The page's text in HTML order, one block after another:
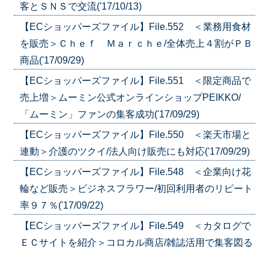
客とＳＮＳで交流('17/10/13)
【ECショッパーズファイル】File.552 ＜業務用食材
を販売＞Ｃｈｅｆ Ｍａｒｃｈｅ/全体売上４割がＰＢ
商品('17/09/29)
【ECショッパーズファイル】File.551 ＜限定商品で
売上増＞ムーミン公式オンラインショップPEIKKO/
「ムーミン」ファンの集客成功('17/09/29)
【ECショッパーズファイル】File.550 ＜楽天市場と
連動＞介護のツクイ/法人向け販売にも対応('17/09/29)
【ECショッパーズファイル】File.548 ＜企業向け花
輪など販売＞ビジネスフラワー/初回利用者のリピート
率９７％('17/09/22)
【ECショッパーズファイル】File.549 ＜カタログで
ＥＣサイトを紹介＞コロカル商店/雑誌活用で集客図る